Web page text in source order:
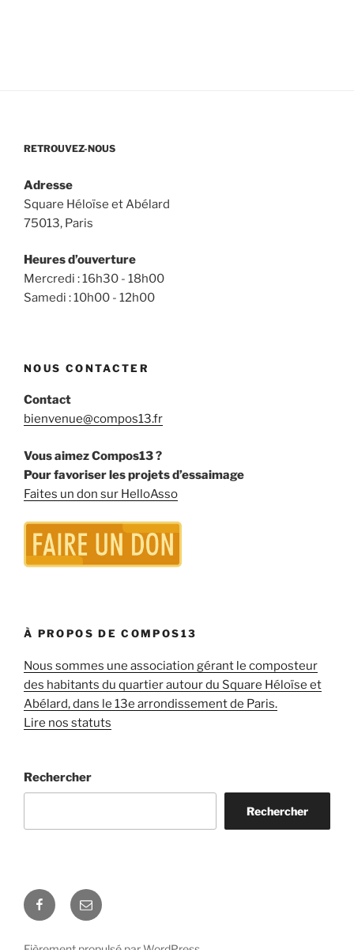
RETROUVEZ-NOUS
Adresse
Square Héloïse et Abélard
75013, Paris
Heures d’ouverture
Mercredi : 16h30 - 18h00
Samedi : 10h00 - 12h00
NOUS CONTACTER
Contact
bienvenue@compos13.fr
Vous aimez Compos13 ?
Pour favoriser les projets d’essaimage
Faites un don sur HelloAsso
À PROPOS DE COMPOS13
Nous sommes une association gérant le composteur
des habitants du quartier autour du Square Héloïse et
Abélard, dans le 13e arrondissement de Paris.
Lire nos statuts
Rechercher
Rechercher
Facebook
E-
mail